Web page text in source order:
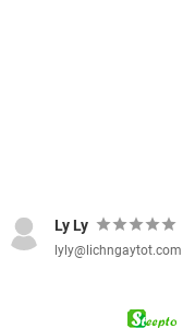
Ly Ly
lyly@lichngaytot.com